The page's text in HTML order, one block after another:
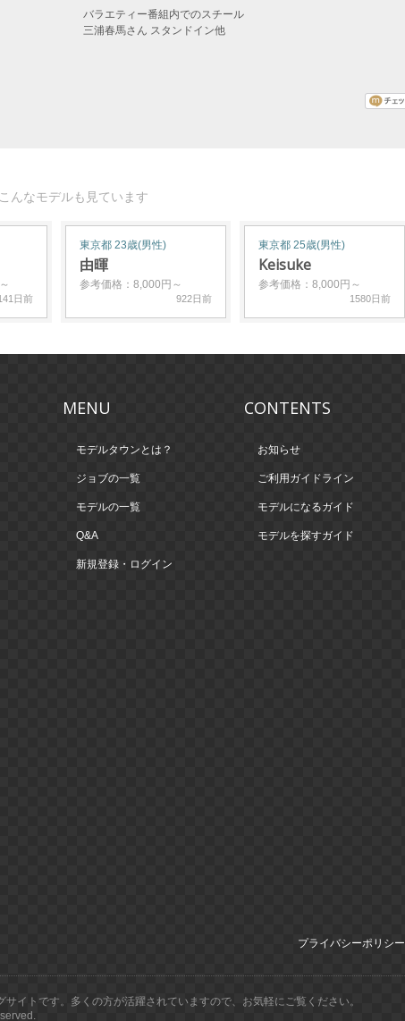
バラエティー番組内でのスチール
三浦春馬さん スタンドイン他
なモデルも見ています
日前
東京都 23歳(男性)
由暉
参考価格：8,000円～
922日前
東京都 25歳(男性)
Keisuke
参考価格：8,000円～
1580日前
MENU
モデルタウンとは？
ジョブの一覧
モデルの一覧
Q&A
新規登録・ログイン
CONTENTS
お知らせ
ご利用ガイドライン
モデルになるガイド
モデルを探すガイド
プライバシーポリシー
イトです。多くの方が活躍されていますので、お気軽にご覧ください。